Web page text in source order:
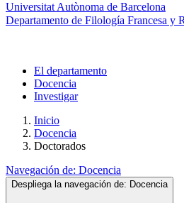
Universitat Autònoma de Barcelona
Departamento de Filología Francesa y
El departamento
Docencia
Investigar
Inicio
Docencia
Doctorados
Navegación de: Docencia
Despliega la navegación de: Docencia